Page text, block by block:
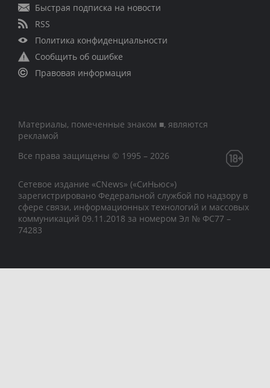
Быстрая подписка на новости
RSS
Политика конфиденциальности
Сообщить об ошибке
Правовая информация
Материалы, помеченные знаком ■, являются
рекламой
Все права защищены © 1995 – 2026
Сетевое издание «CNews» («СиНьюс»)
зарегистрировано Федеральной службой по надзору в
сфере связи, информационных технологий и массовых
коммуникаций 09.11.2018 за номером Эл № ФС77 –
74283